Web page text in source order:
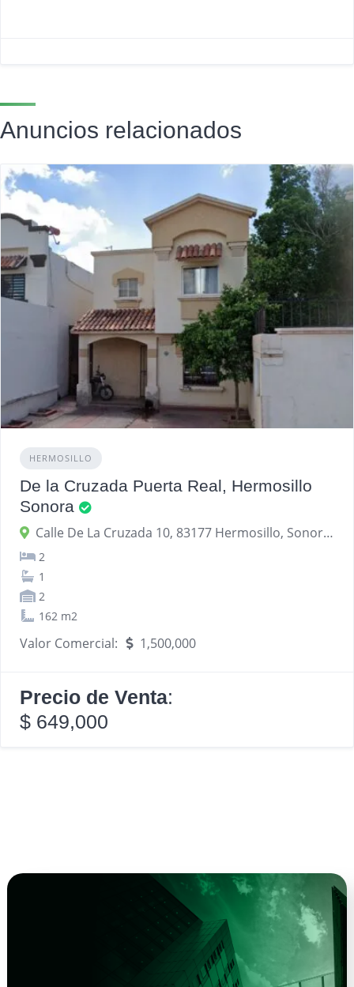
Anuncios relacionados
HERMOSILLO
De la Cruzada Puerta Real, Hermosillo
Sonora
Calle De La Cruzada 10, 83177 Hermosillo, Sonora, México
2
1
2
162 m2
Valor Comercial: 1,500,000
Precio de Venta:
$ 649,000